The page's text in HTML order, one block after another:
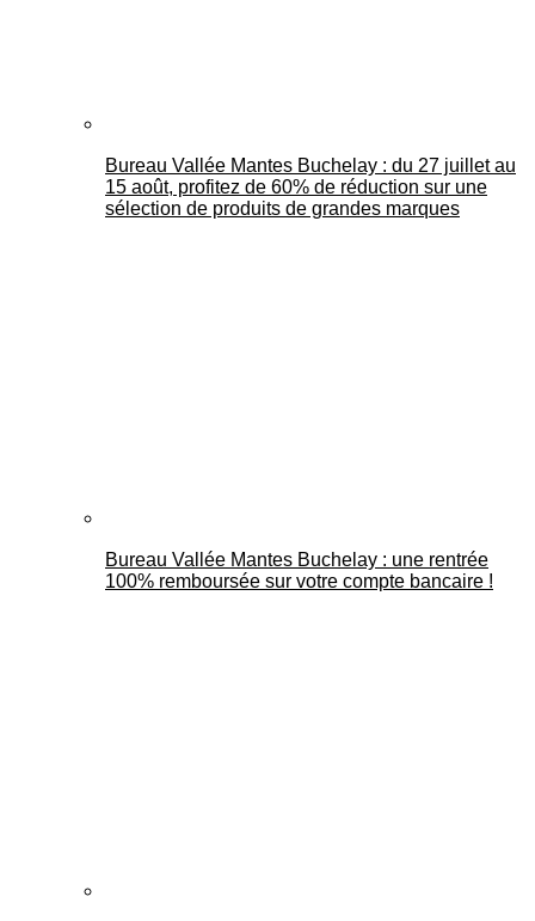
Bureau Vallée Mantes Buchelay : du 27 juillet au
15 août, profitez de 60% de réduction sur une
sélection de produits de grandes marques
Bureau Vallée Mantes Buchelay : une rentrée
100% remboursée sur votre compte bancaire !